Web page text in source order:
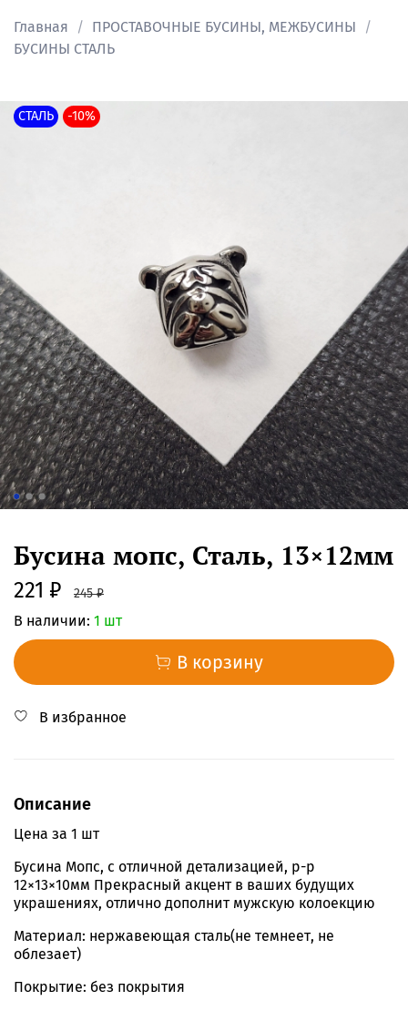
Главная
ПРОСТАВОЧНЫЕ БУСИНЫ, МЕЖБУСИНЫ
БУСИНЫ СТАЛЬ
СТАЛЬ -10%
Бусина мопс, Сталь, 13×12мм
221 ₽ 245 ₽
В наличии: 1 шт
В корзину
В избранное
Описание
Цена за 1 шт
Бусина Мопс, с отличной детализацией, р-р
12×13×10мм Прекрасный акцент в ваших будущих
украшениях, отлично дополнит мужскую колоекцию
Материал: нержавеющая сталь(не темнеет, не
облезает)
Покрытие: без покрытия